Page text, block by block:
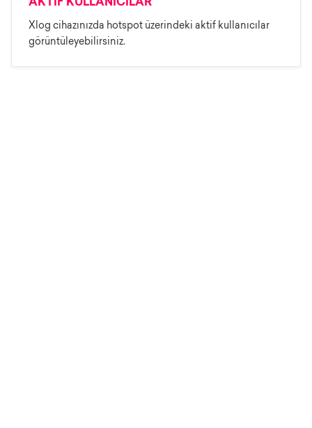
AKTİF KULLANICILAR
Xlog cihazınızda hotspot üzerindeki aktif kullanıcılar
görüntüleyebilirsiniz.